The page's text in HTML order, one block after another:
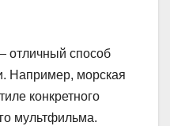
отличный способ
Например, морская
конкретного
мультфильма.